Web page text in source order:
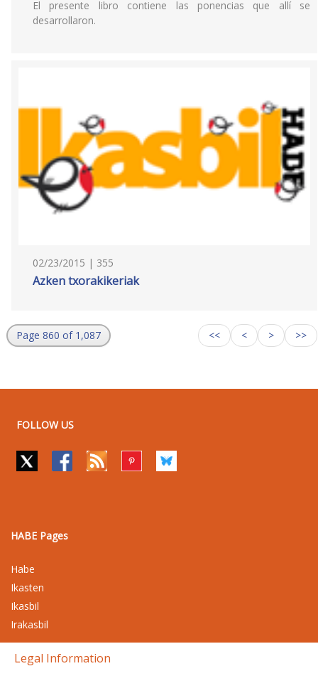
El presente libro contiene las ponencias que allí se
desarrollaron.
02/23/2015 | 355
Azken txorakikeriak
Page 860 of 1,087 << < > >>
FOLLOW US
HABE Pages
Habe
Ikasten
Ikasbil
Irakasbil
Legal Information